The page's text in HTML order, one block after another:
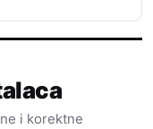
i korektne